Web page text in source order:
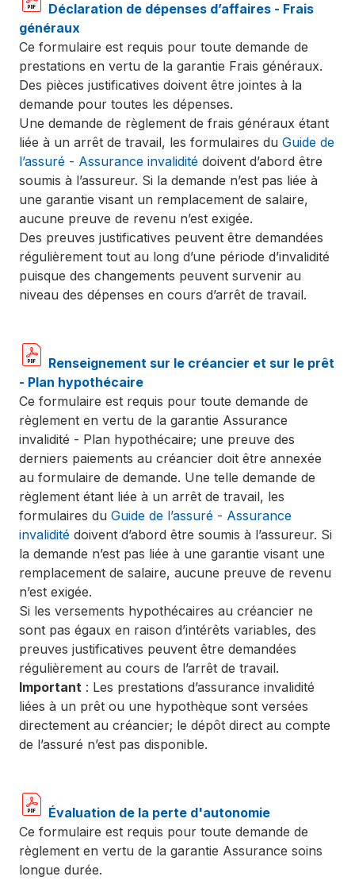
Déclaration de dépenses d’affaires - Frais
généraux
Ce formulaire est requis pour toute demande de
prestations en vertu de la garantie Frais généraux.
Des pièces justificatives doivent être jointes à la
demande pour toutes les dépenses.
Une demande de règlement de frais généraux étant
liée à un arrêt de travail, les formulaires du Guide de
l’assuré - Assurance invalidité doivent d’abord être
soumis à l’assureur. Si la demande n’est pas liée à
une garantie visant un remplacement de salaire,
aucune preuve de revenu n’est exigée.
Des preuves justificatives peuvent être demandées
régulièrement tout au long d’une période d’invalidité
puisque des changements peuvent survenir au
niveau des dépenses en cours d’arrêt de travail.
Renseignement sur le créancier et sur le prêt
- Plan hypothécaire
Ce formulaire est requis pour toute demande de
règlement en vertu de la garantie Assurance
invalidité - Plan hypothécaire; une preuve des
derniers paiements au créancier doit être annexée
au formulaire de demande. Une telle demande de
règlement étant liée à un arrêt de travail, les
formulaires du Guide de l’assuré - Assurance
invalidité doivent d’abord être soumis à l’assureur. Si
la demande n’est pas liée à une garantie visant une
remplacement de salaire, aucune preuve de revenu
n’est exigée.
Si les versements hypothécaires au créancier ne
sont pas égaux en raison d’intérêts variables, des
preuves justificatives peuvent être demandées
régulièrement au cours de l’arrêt de travail.
Important : Les prestations d’assurance invalidité
liées à un prêt ou une hypothèque sont versées
directement au créancier; le dépôt direct au compte
de l’assuré n’est pas disponible.
Évaluation de la perte d'autonomie
Ce formulaire est requis pour toute demande de
règlement en vertu de la garantie Assurance soins
longue durée.